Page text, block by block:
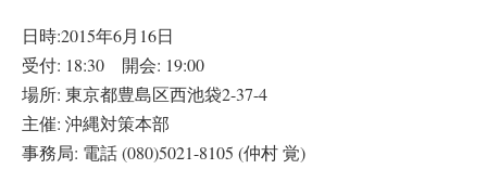
日時:2015年6月16日
受付: 18:30 開会: 19:00
場所: 東京都豊島区西池袋2-37-4
主催: 沖縄対策本部
事務局: 電話 (080)5021-8105 (仲村 覚)